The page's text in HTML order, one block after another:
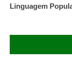
Linguagem